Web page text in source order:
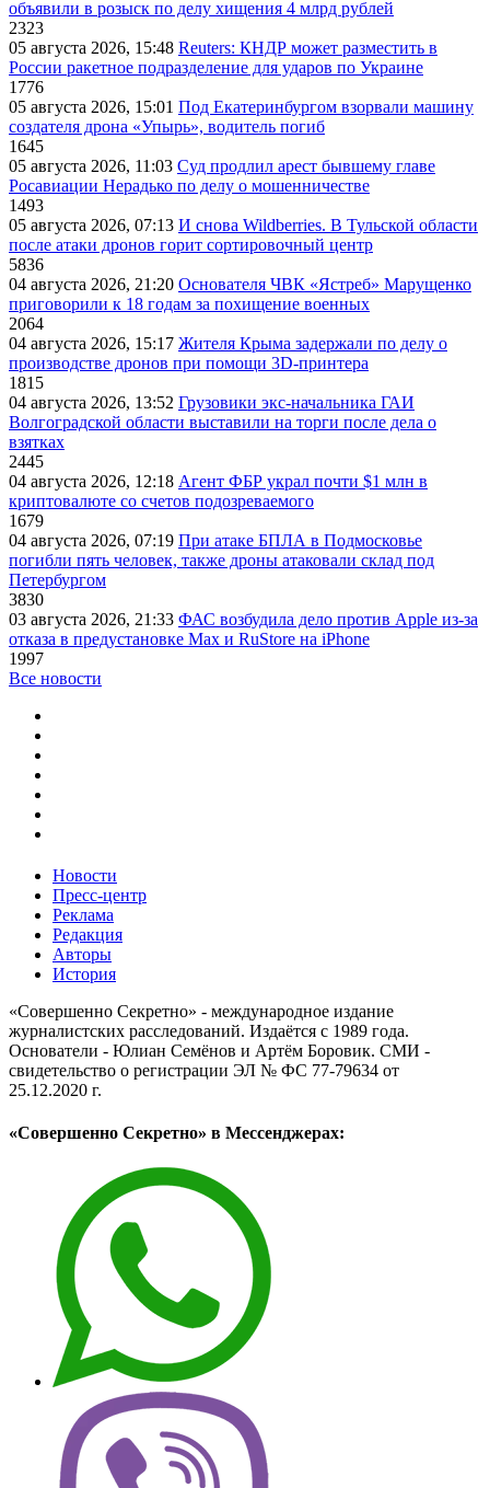
объявили в розыск по делу хищения 4 млрд рублей
2323
05 августа 2026, 15:48 Reuters: КНДР может разместить в
России ракетное подразделение для ударов по Украине
1776
05 августа 2026, 15:01 Под Екатеринбургом взорвали машину
создателя дрона «Упырь», водитель погиб
1645
05 августа 2026, 11:03 Суд продлил арест бывшему главе
Росавиации Нерадько по делу о мошенничестве
1493
05 августа 2026, 07:13 И снова Wildberries. В Тульской области
после атаки дронов горит сортировочный центр
5836
04 августа 2026, 21:20 Основателя ЧВК «Ястреб» Марущенко
приговорили к 18 годам за похищение военных
2064
04 августа 2026, 15:17 Жителя Крыма задержали по делу о
производстве дронов при помощи 3D‑принтера
1815
04 августа 2026, 13:52 Грузовики экс-начальника ГАИ
Волгоградской области выставили на торги после дела о
взятках
2445
04 августа 2026, 12:18 Агент ФБР украл почти $1 млн в
криптовалюте со счетов подозреваемого
1679
04 августа 2026, 07:19 При атаке БПЛА в Подмосковье
погибли пять человек, также дроны атаковали склад под
Петербургом
3830
03 августа 2026, 21:33 ФАС возбудила дело против Apple из-за
отказа в предустановке Max и RuStore на iPhone
1997
Все новости
Новости
Пресс-центр
Реклама
Редакция
Авторы
История
«Совершенно Секретно» - международное издание
журналистских расследований. Издаётся с 1989 года.
Основатели - Юлиан Семёнов и Артём Боровик. CМИ -
свидетельство о регистрации ЭЛ № ФС 77-79634 от
25.12.2020 г.
«Совершенно Секретно» в Мессенджерах: